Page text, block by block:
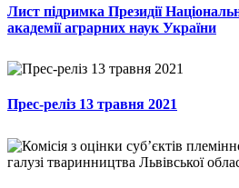
Лист підримка Президії
академії аграрних наук України
Прес-реліз 13 травня 2021